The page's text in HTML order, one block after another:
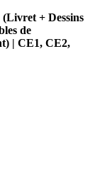
+ Dessins
de
| CE1, CE2,